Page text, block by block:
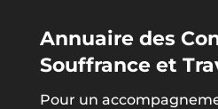
Annuaire des
Souffrance et
Pour un